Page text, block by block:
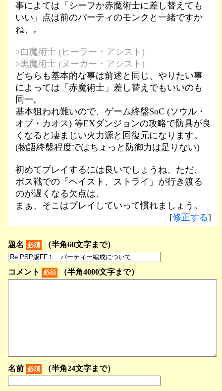
事によては「シーフか赤魔術士に差し替えても
いい」点は前のパーティのモンクと一緒ですか
ね、。
>白魔術士 (ヒーラー・アシスト)
>黒魔術士 (ヌーカー・アシスト)
どちらも基本的な事は前述と同じ、やりたい事
によっては「赤魔術士」差し替えでもいいのも
同一。
基本狙われ難いので、ゲーム終盤SoC (ソウル・
オブ・カオス) 等EXダンジョンの攻略で防具が良
くなると凄まじい火力源と回復元になります。
(物語終盤程度ではちょっと防御力は足りない)
初めてプレイするには良いでしょうね、ただ、
ボス戦での「ヘイスト、ストライ」が行き渡る
のが遅くなる欠点は、
まぁ、そこはプレイしていって慣れましょう。
[修正する]
題名 必須 （半角60文字まで）
コメント 必須 （半角4000文字まで）
名前 必須 （半角24文字まで）